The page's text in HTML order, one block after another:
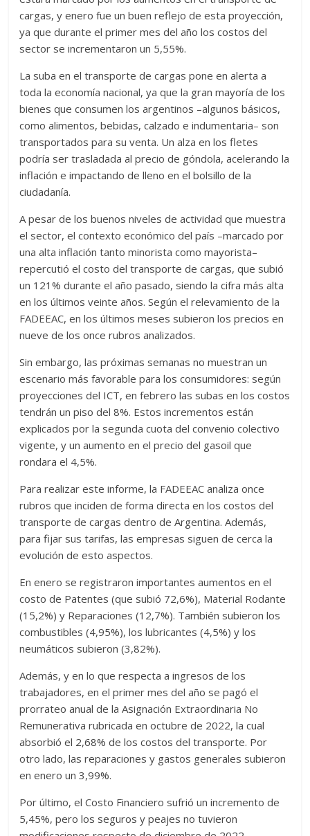
cargas, y enero fue un buen reflejo de esta proyección,
ya que durante el primer mes del año los costos del
sector se incrementaron un 5,55%.
La suba en el transporte de cargas pone en alerta a
toda la economía nacional, ya que la gran mayoría de los
bienes que consumen los argentinos –algunos básicos,
como alimentos, bebidas, calzado e indumentaria– son
transportados para su venta. Un alza en los fletes
podría ser trasladada al precio de góndola, acelerando la
inflación e impactando de lleno en el bolsillo de la
ciudadanía.
A pesar de los buenos niveles de actividad que muestra
el sector, el contexto económico del país –marcado por
una alta inflación tanto minorista como mayorista–
repercutió el costo del transporte de cargas, que subió
un 121% durante el año pasado, siendo la cifra más alta
en los últimos veinte años. Según el relevamiento de la
FADEEAC, en los últimos meses subieron los precios en
nueve de los once rubros analizados.
Sin embargo, las próximas semanas no muestran un
escenario más favorable para los consumidores: según
proyecciones del ICT, en febrero las subas en los costos
tendrán un piso del 8%. Estos incrementos están
explicados por la segunda cuota del convenio colectivo
vigente, y un aumento en el precio del gasoil que
rondara el 4,5%.
Para realizar este informe, la FADEEAC analiza once
rubros que inciden de forma directa en los costos del
transporte de cargas dentro de Argentina. Además,
para fijar sus tarifas, las empresas siguen de cerca la
evolución de esto aspectos.
En enero se registraron importantes aumentos en el
costo de Patentes (que subió 72,6%), Material Rodante
(15,2%) y Reparaciones (12,7%). También subieron los
combustibles (4,95%), los lubricantes (4,5%) y los
neumáticos subieron (3,82%).
Además, y en lo que respecta a ingresos de los
trabajadores, en el primer mes del año se pagó el
prorrateo anual de la Asignación Extraordinaria No
Remunerativa rubricada en octubre de 2022, la cual
absorbió el 2,68% de los costos del transporte. Por
otro lado, las reparaciones y gastos generales subieron
en enero un 3,99%.
Por último, el Costo Financiero sufrió un incremento de
5,45%, pero los seguros y peajes no tuvieron